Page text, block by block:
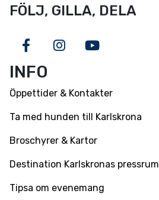
FÖLJ, GILLA, DELA
FacebookInstagram
Youtube
INFO
Öppettider & Kontakter
Ta med hunden till Karlskrona
Broschyrer & Kartor
Destination Karlskronas pressrum
Tipsa om evenemang